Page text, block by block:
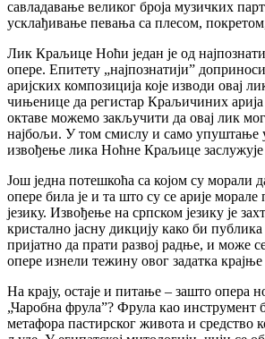
савладавање великог броја музичких
усклађивање певања са плесом,
Лик Краљице Ноћи један је од
опере. Епитету „најпознатији”
аријских композиција које изводи овај
чињенице да регистар Краљичиних арија
октаве можемо закључити да овај лик
најбољи. У том смислу и само упуштање
извођење лика Ноћне Краљице заслужује
Још једна потешкоћа са којом су морали
опере била је и та што су се арије
језику. Извођење на српском језику је
кристално јасну дикцију како би
пријатно да прати развој радње, и може
опере изнели тежину овог задатка
На крају, остаје и питање – зашто опера
„Чаробна фрула”? Фрула као инструмент
метафора пастирског живота и средство